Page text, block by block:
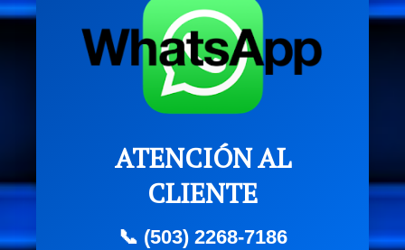
ATENCIÓN AL
CLIENTE
📞 (503) 2268-7186